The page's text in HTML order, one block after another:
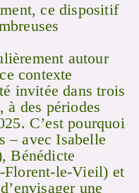
ce dispositif
autour
contexte
invitée dans trois
des périodes
C’est pourquoi
– avec Isabelle
Bénédicte
Florent-le-Vieil) et
une